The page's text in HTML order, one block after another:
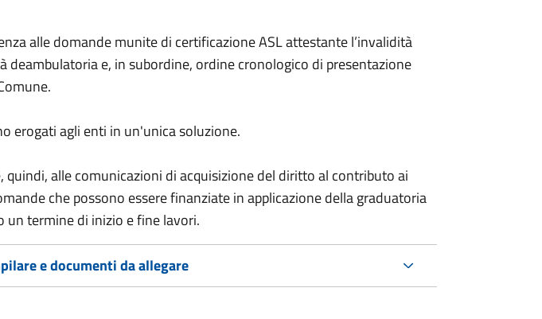
alle domande munite di certificazione ASL attestante l’invalidità
deambulatoria e, in subordine, ordine cronologico di presentazione
erogati agli enti in un'unica soluzione.
quindi, alle comunicazioni di acquisizione del diritto al contributo ai
che possono essere finanziate in applicazione della graduatoria
un termine di inizio e fine lavori.
e documenti da allegare